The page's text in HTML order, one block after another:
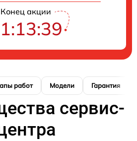
Конец акции
работ Модели Гарантия
сервис-